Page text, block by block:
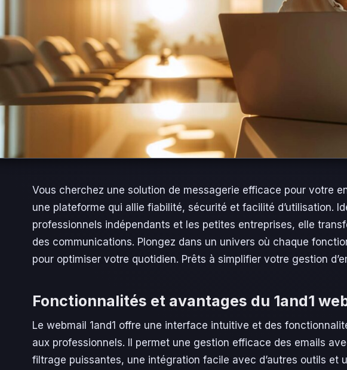
Vous cherchez une solution de messagerie efficace pour votre
une plateforme qui allie fiabilité, sécurité et facilité d’utilisation.
professionnels indépendants et les petites entreprises, elle
des communications. Plongez dans un univers où chaque
pour optimiser votre quotidien. Prêts à simplifier votre gestion
Fonctionnalités et avantages du 1and1
Le webmail 1and1 offre une interface intuitive et des
aux professionnels. Il permet une gestion efficace des emails
filtrage puissantes, une intégration facile avec d’autres outils et